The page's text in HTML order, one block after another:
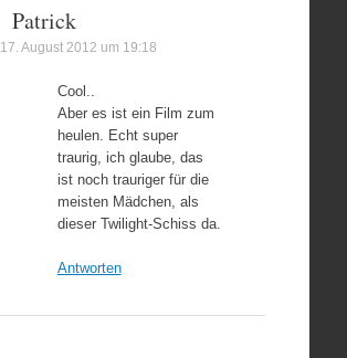
Patrick
17. August 2012 um 19:18
Cool..
Aber es ist ein Film zum
heulen. Echt super
traurig, ich glaube, das
ist noch trauriger für die
meisten Mädchen, als
dieser Twilight-Schiss da.
Antworten